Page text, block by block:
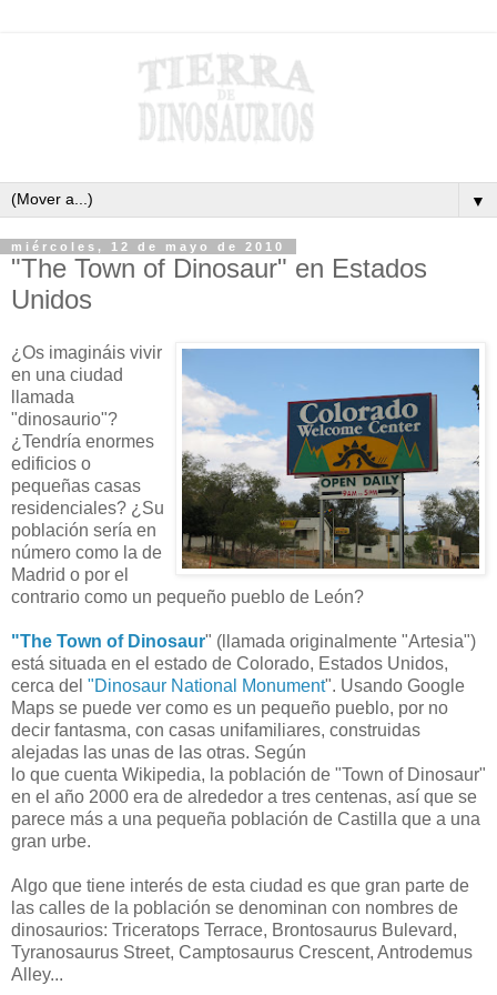
▼
miércoles, 12 de mayo de 2010
"The Town of Dinosaur" en Estados
Unidos
¿Os imagináis vivir
en una ciudad
llamada
"dinosaurio"?
¿Tendría enormes
edificios o
pequeñas casas
residenciales? ¿Su
población sería en
número como la de
Madrid o por el
contrario como un pequeño pueblo de León?
"The Town of Dinosaur" (llamada originalmente "Artesia")
está situada en el estado de Colorado, Estados Unidos,
cerca del "Dinosaur National Monument". Usando Google
Maps se puede ver como es un pequeño pueblo, por no
decir fantasma, con casas unifamiliares, construidas
alejadas las unas de las otras. Según
lo que cuenta Wikipedia, la población de "Town of Dinosaur"
en el año 2000 era de alrededor a tres centenas, así que se
parece más a una pequeña población de Castilla que a una
gran urbe.
Algo que tiene interés de esta ciudad es que gran parte de
las calles de la población se denominan con nombres de
dinosaurios: Triceratops Terrace, Brontosaurus Bulevard,
Tyranosaurus Street, Camptosaurus Crescent, Antrodemus
Alley...